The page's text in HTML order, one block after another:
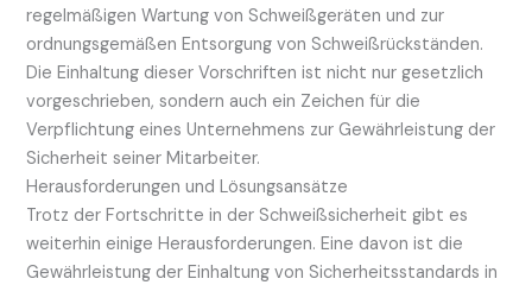
regelmäßigen Wartung von Schweißgeräten und zur
ordnungsgemäßen Entsorgung von Schweißrückständen.
Die Einhaltung dieser Vorschriften ist nicht nur gesetzlich
vorgeschrieben, sondern auch ein Zeichen für die
Verpflichtung eines Unternehmens zur Gewährleistung der
Sicherheit seiner Mitarbeiter.
Herausforderungen und Lösungsansätze
Trotz der Fortschritte in der Schweißsicherheit gibt es
weiterhin einige Herausforderungen. Eine davon ist die
Gewährleistung der Einhaltung von Sicherheitsstandards in